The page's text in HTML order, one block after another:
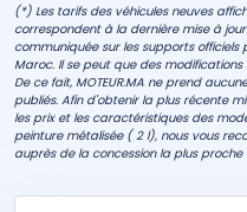
(*) Les tarifs des véhicules neuves
correspondent à la dernière mise à
communiquée sur les supports
Maroc. Il se peut que des
De ce fait, MOTEUR.MA ne prend
publiés. Afin d'obtenir la plus récente
les prix et les caractéristiques des
peinture métalisée ( 2 l), nous vous
auprès de la concession la plus proche